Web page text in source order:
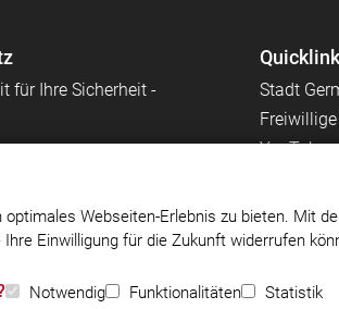
für Ihre Sicherheit -
Stadt
YouTube
e.V.
optimales Webseiten-Erlebnis zu bieten. Mit
Einwilligung für die Zukunft widerrufen
Notwendig Funktionalitäten Statistik